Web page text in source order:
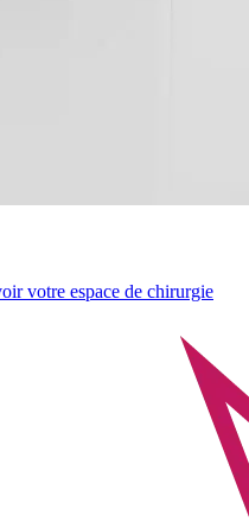
votre espace de chirurgie